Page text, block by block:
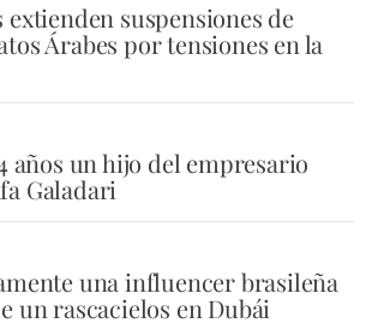
extienden suspensiones de
Árabes por tensiones en la
años un hijo del empresario
Galadari
una influencer brasileña
un rascacielos en Dubái